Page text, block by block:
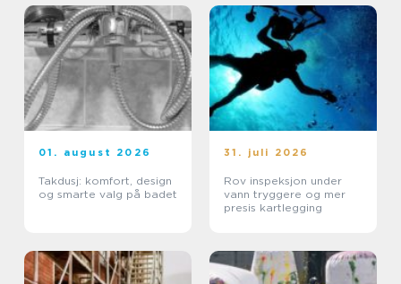
01. august 2026
Takdusj: komfort, design
og smarte valg på badet
31. juli 2026
Rov inspeksjon under
vann tryggere og mer
presis kartlegging